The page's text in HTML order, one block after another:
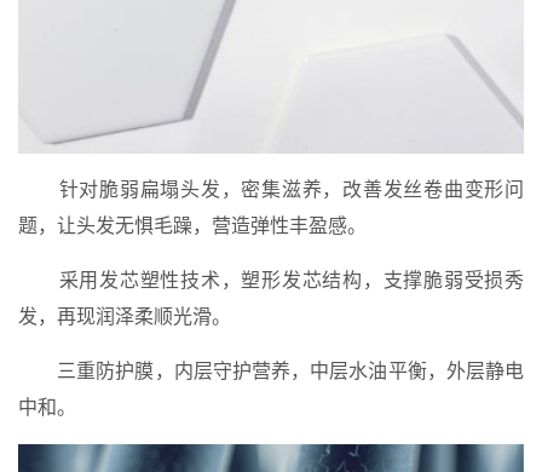
针对脆弱扁塌头发，密集滋养，改善发丝卷曲变形问
题，让头发无惧毛躁，营造弹性丰盈感。
采用发芯塑性技术，塑形发芯结构，支撑脆弱受损秀
发，再现润泽柔顺光滑。
三重防护膜，内层守护营养，中层水油平衡，外层静电
中和。